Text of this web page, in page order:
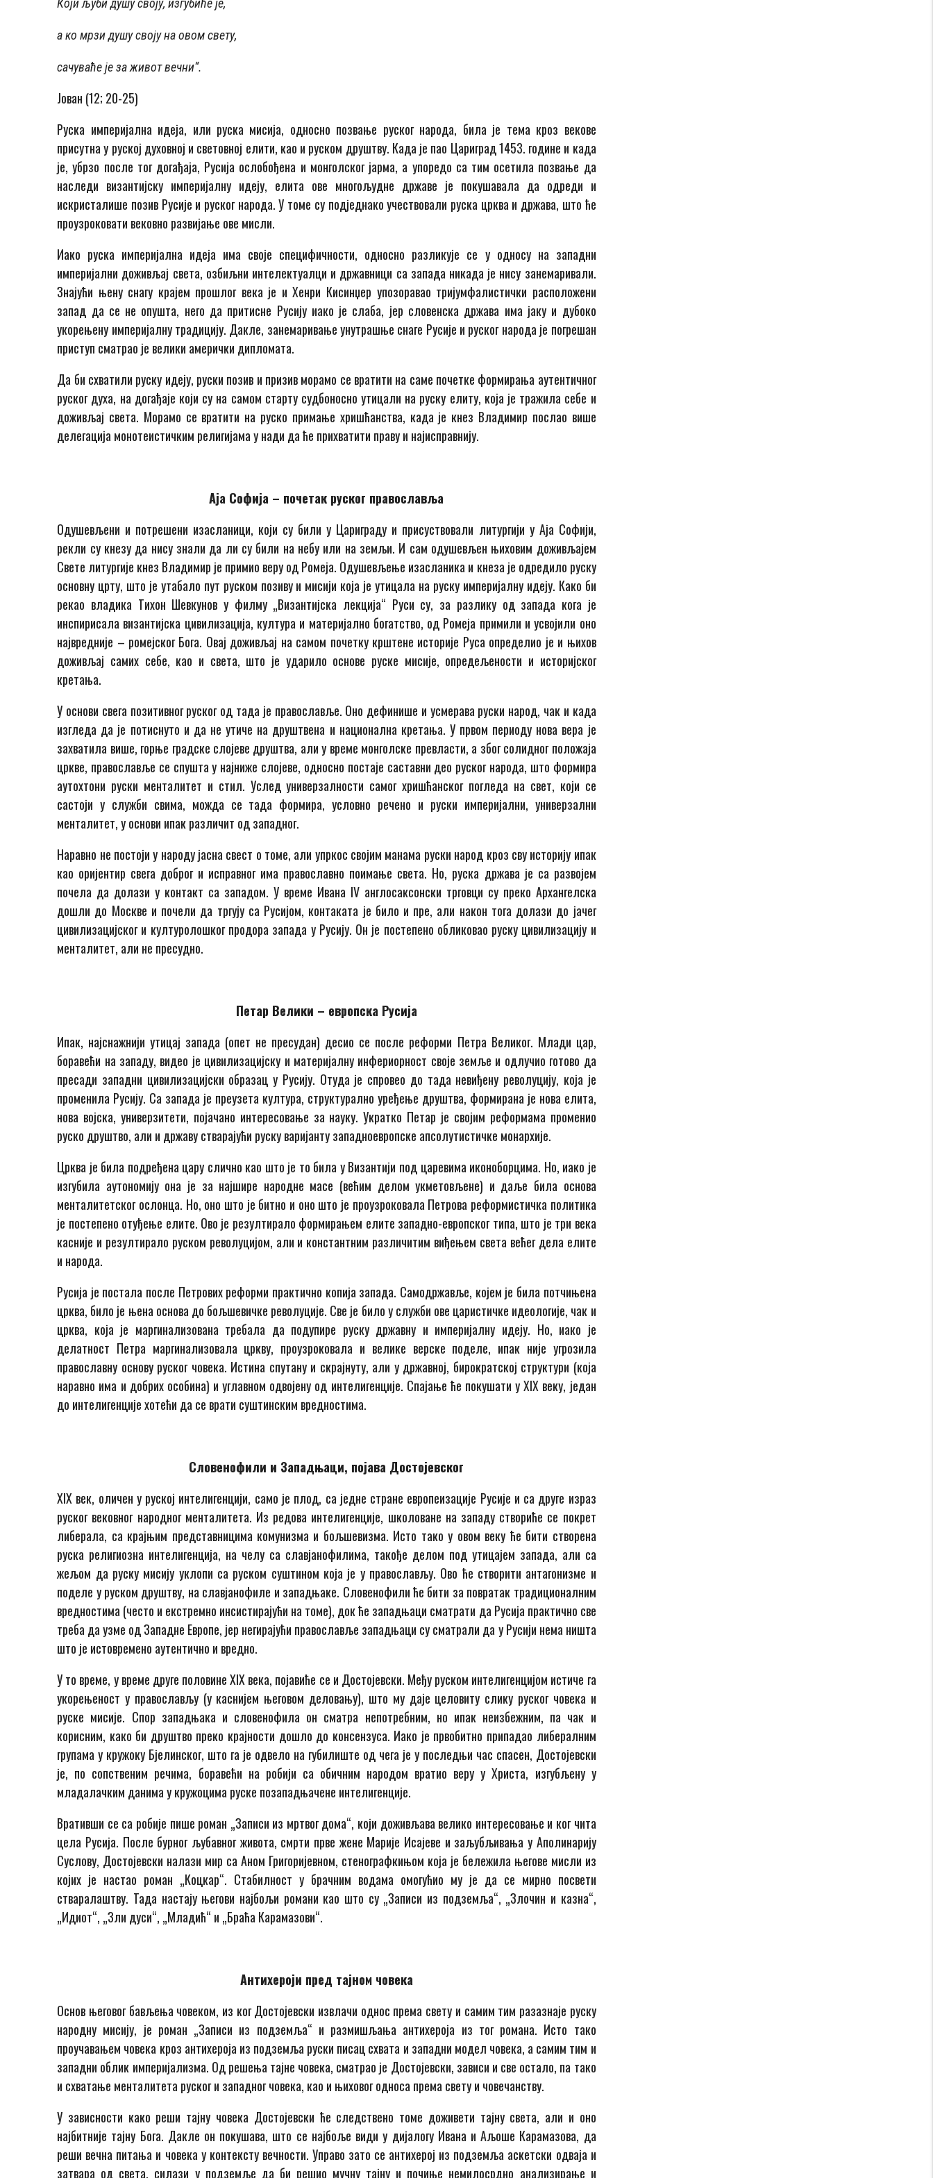
Који љуби душу своју, изгубиће је,
а ко мрзи душу своју на овом свету,
сачуваће је за живот вечни“.
Јован (12; 20-25)
Руска империјална идеја, или руска мисија, односно позвање руског народа, била је тема кроз векове
присутна у руској духовној и световној елити, као и руском друштву. Када је пао Цариград 1453. године и када
је, убрзо после тог догађаја, Русија ослобођена и монголског јарма, а упоредо са тим осетила позвање да
наследи византијску империјалну идеју, елита ове многољудне државе је покушавала да одреди и
искристалише позив Русије и руског народа. У томе су подједнако учествовали руска црква и држава, што ће
проузроковати вековно развијање ове мисли.
Иако руска империјална идеја има своје специфичности, односно разликује се у односу на западни
империјални доживљај света, озбиљни интелектуалци и државници са запада никада је нису занемаривали.
Знајући њену снагу крајем прошлог века је и Хенри Кисинџер упозоравао тријумфалистички расположени
запад да се не опушта, него да притисне Русију иако је слаба, јер словенска држава има јаку и дубоко
укорењену империјалну традицију. Дакле, занемаривање унутрашње снаге Русије и руског народа је погрешан
приступ сматрао је велики амерички дипломата.
Да би схватили руску идеју, руски позив и призив морамо се вратити на саме почетке формирања аутентичног
руског духа, на догађаје који су на самом старту судбоносно утицали на руску елиту, која је тражила себе и
доживљај света. Морамо се вратити на руско примање хришћанства, када је кнез Владимир послао више
делегација монотеистичким религијама у нади да ће прихватити праву и најисправнију.
Аја Софија – почетак руског православља
Одушевљени и потрешени изасланици, који су били у Цариграду и присуствовали литургији у Аја Софији,
рекли су кнезу да нису знали да ли су били на небу или на земљи. И сам одушевљен њиховим доживљајем
Свете литургије кнез Владимир је примио веру од Ромеја. Одушевљење изасланика и кнеза је одредило руску
основну црту, што је утабало пут руском позиву и мисији која је утицала на руску империјалну идеју. Како би
рекао владика Тихон Шевкунов у филму „Византијска лекција“ Руси су, за разлику од запада кога је
инспирисала византијска цивилизација, култура и материјално богатство, од Ромеја примили и усвојили оно
највредније – ромејског Бога. Овај доживљај на самом почетку крштене историје Руса определио је и њихов
доживљај самих себе, као и света, што је ударило основе руске мисије, опредељености и историјског
кретања.
У основи свега позитивног руског од тада је православље. Оно дефинише и усмерава руски народ, чак и када
изгледа да је потиснуто и да не утиче на друштвена и национална кретања. У првом периоду нова вера је
захватила више, горње градске слојеве друштва, али у време монголске превласти, а због солидног положаја
цркве, православље се спушта у најниже слојеве, односно постаје саставни део руског народа, што формира
аутохтони руски менталитет и стил. Услед универзалности самог хришћанског погледа на свет, који се
састоји у служби свима, можда се тада формира, условно речено и руски империјални, универзални
менталитет, у основи ипак различит од западног.
Наравно не постоји у народу јасна свест о томе, али упркос својим манама руски народ кроз сву историју ипак
као оријентир свега доброг и исправног има православно поимање света. Но, руска држава је са развојем
почела да долази у контакт са западом. У време Ивана IV англосаксонски трговци су преко Архангелска
дошли до Москве и почели да тргују са Русијом, контаката је било и пре, али након тога долази до јачег
цивилизацијског и културолошког продора запада у Русију. Он је постепено обликовао руску цивилизацију и
менталитет, али не пресудно.
Петар Велики – европска Русија
Ипак, најснажнији утицај запада (опет не пресудан) десио се после реформи Петра Великог. Млади цар,
боравећи на западу, видео је цивилизацијску и материјалну инфериорност своје земље и одлучио готово да
пресади западни цивилизацијски образац у Русију. Отуда је спровео до тада невиђену револуцију, која је
променила Русију. Са запада је преузета култура, структурално уређење друштва, формирана је нова елита,
нова војска, универзитети, појачано интересовање за науку. Укратко Петар је својим реформама променио
руско друштво, али и државу стварајући руску варијанту западноевропске апсолутистичке монархије.
Црква је била подређена цару слично као што је то била у Византији под царевима иконоборцима. Но, иако је
изгубила аутономију она је за најшире народне масе (већим делом укметовљене) и даље била основа
менталитетског ослонца. Но, оно што је битно и оно што је проузроковала Петрова реформистичка политика
је постепено отуђење елите. Ово је резултирало формирањем елите западно-европског типа, што је три века
касније и резултирало руском револуцијом, али и константним различитим виђењем света већег дела елите
и народа.
Русија је постала после Петрових реформи практично копија запада. Самодржавље, којем је била потчињена
црква, било је њена основа до бољшевичке револуције. Све је било у служби ове царистичке идеологије, чак и
црква, која је маргинализована требала да подупире руску државну и империјалну идеју. Но, иако је
делатност Петра маргинализовала цркву, проузроковала и велике верске поделе, ипак није угрозила
православну основу руског човека. Истина спутану и скрајнуту, али у државној, бирократској структури (која
наравно има и добрих особина) и углавном одвојену од интелигенције. Спајање ће покушати у XIX веку, један
до интелигенције хотећи да се врати суштинским вредностима.
Словенофили и Западњаци, појава Достојевског
XIX век, оличен у руској интелигенцији, само је плод, са једне стране европеизације Русије и са друге израз
руског вековног народног менталитета. Из редова интелигенције, школоване на западу створиће се покрет
либерала, са крајњим представницима комунизма и бољшевизма. Исто тако у овом веку ће бити створена
руска религиозна интелигенција, на челу са славјанофилима, такође делом под утицајем запада, али са
жељом да руску мисију уклопи са руском суштином која је у православљу. Ово ће створити антагонизме и
поделе у руском друштву, на славјанофиле и западњаке. Словенофили ће бити за повратак традиционалним
вредностима (често и екстремно инсистирајући на томе), док ће западњаци сматрати да Русија практично све
треба да узме од Западне Европе, јер негирајући православље западњаци су сматрали да у Русији нема ништа
што је истовремено аутентично и вредно.
У то време, у време друге половине XIX века, појавиће се и Достојевски. Међу руском интелигенцијом истиче га
укорењеност у православљу (у каснијем његовом деловању), што му даје целовиту слику руског човека и
руске мисије. Спор западњака и словенофила он сматра непотребним, но ипак неизбежним, па чак и
корисним, како би друштво преко крајности дошло до консензуса. Иако је првобитно припадао либералним
групама у кружоку Бјелинског, што га је одвело на губилиште од чега је у последњи час спасен, Достојевски
је, по сопственим речима, боравећи на робији са обичним народом вратио веру у Христа, изгубљену у
младалачким данима у кружоцима руске позападњачене интелигенције.
Вративши се са робије пише роман „Записи из мртвог дома“, који доживљава велико интересовање и ког чита
цела Русија. После бурног љубавног живота, смрти прве жене Марије Исајеве и заљубљивања у Аполинарију
Суслову, Достојевски налази мир са Аном Григоријевном, стенографкињом која је бележила његове мисли из
којих је настао роман „Коцкар“. Стабилност у брачним водама омогућио му је да се мирно посвети
стваралаштву. Тада настају његови најбољи романи као што су „Записи из подземља“, „Злочин и казна“,
„Идиот“, „Зли дуси“, „Младић“ и „Браћа Карамазови“.
Антихероји пред тајном човека
Основ његовог бављења човеком, из ког Достојевски извлачи однос према свету и самим тим разазнаје руску
народну мисију, је роман „Записи из подземља“ и размишљања антихероја из тог романа. Исто тако
проучавањем човека кроз антихероја из подземља руски писац схвата и западни модел човека, а самим тим и
западни облик империјализма. Од решења тајне човека, сматрао је Достојевски, зависи и све остало, па тако
и схватање менталитета руског и западног човека, као и њиховог односа према свету и човечанству.
У зависности како реши тајну човека Достојевски ће следствено томе доживети тајну света, али и оно
најбитније тајну Бога. Дакле он покушава, што се најбоље види у дијалогу Ивана и Аљоше Карамазова, да
реши вечна питања и човека у контексту вечности. Управо зато се антихерој из подземља аскетски одваја и
затвара од света, силази у подземље да би решио мучну тајну и почиње немилосрдно анализирање и